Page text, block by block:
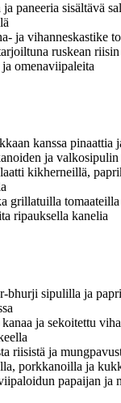
paneeria sisältävä
ja vihanneskastike
ruskean riisin
omenaviipaleita
kanssa pinaattia
ja valkosipulin
kikherneillä,
grillatuilla
ripauksella kanelia
bhurji sipulilla ja
ja sekoitettu
riisistä ja
porkkanoilla ja
papaijan ja